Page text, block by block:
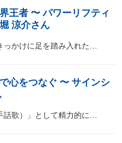
王者 〜 パワーリフティ
涼介さん
かけに足を踏み入れた…
心をつなぐ 〜 サインシ
歌）」として精力的に…